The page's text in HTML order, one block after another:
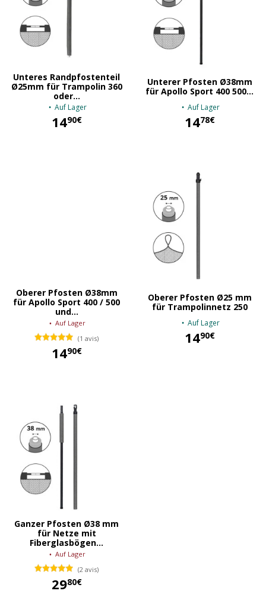
Unteres Randpfostenteil
Ø25mm für Trampolin 360
oder...
Auf Lager
1490€
Unterer Pfosten Ø38mm
für Apollo Sport 400 500...
Auf Lager
1478€
Oberer Pfosten Ø38mm
für Apollo Sport 400 / 500
und...
Auf Lager
(1 avis)
1490€
Oberer Pfosten Ø25 mm
für Trampolinnetz 250
Auf Lager
1490€
Ganzer Pfosten Ø38 mm
für Netze mit
Fiberglasbögen...
Auf Lager
(2 avis)
2980€